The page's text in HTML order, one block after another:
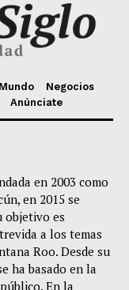
Mundo
Negocios
Anúnciate
en 2003 como
en 2015 se
objetivo es
a los temas
Roo. Desde su
ha basado en la
En la